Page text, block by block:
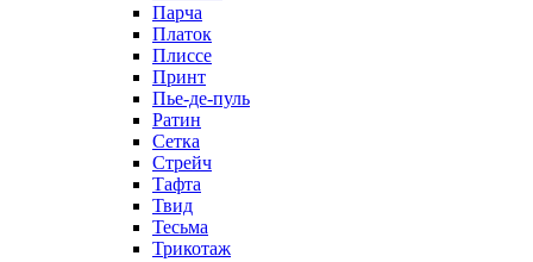
Парча
Платок
Плиссе
Принт
Пье-де-пуль
Ратин
Сетка
Стрейч
Тафта
Твид
Тесьма
Трикотаж